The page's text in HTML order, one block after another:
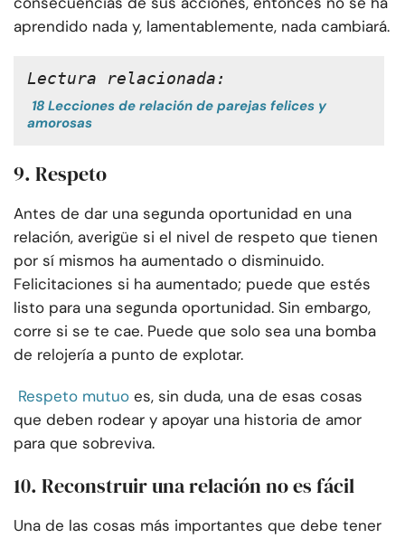
aprendido nada y, lamentablemente, nada cambiará.
Lectura relacionada:
18 Lecciones de relación de parejas felices y
amorosas
9. Respeto
Antes de dar una segunda oportunidad en una
relación, averigüe si el nivel de respeto que tienen
por sí mismos ha aumentado o disminuido.
Felicitaciones si ha aumentado; puede que estés
listo para una segunda oportunidad. Sin embargo,
corre si se te cae. Puede que solo sea una bomba
de relojería a punto de explotar.
Respeto mutuo es, sin duda, una de esas cosas
que deben rodear y apoyar una historia de amor
para que sobreviva.
10. Reconstruir una relación no es fácil
Una de las cosas más importantes que debe tener